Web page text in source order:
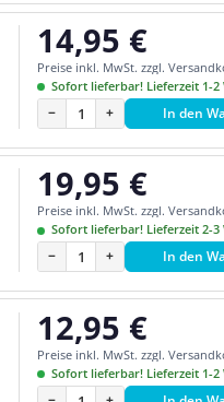
Regulärer Preis:
14,95 €
Preise inkl. MwSt. zzgl.
Sofort lieferbar! Lieferzeit 1-2
− + In den
Regulärer Preis:
19,95 €
Preise inkl. MwSt. zzgl.
Sofort lieferbar! Lieferzeit 2-3
− + In den
Regulärer Preis:
12,95 €
Preise inkl. MwSt. zzgl.
Sofort lieferbar! Lieferzeit 1-2